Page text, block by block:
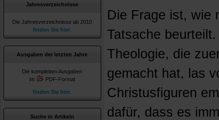
Jahresverzeichnisse
Die Jahresverzeichnisse ab 2010
finden Sie hier
Ausgaben der letzten Jahre
Die kompletten Ausgaben
im
PDF-Format
finden Sie hier
Suche in Artikeln
Die Frage ist, wie
Tatsache
Theologie, die
gemacht hat, las
Christusfiguren
dafür, dass es